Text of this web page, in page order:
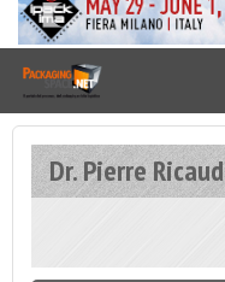
Dr. Pierre Ricaud